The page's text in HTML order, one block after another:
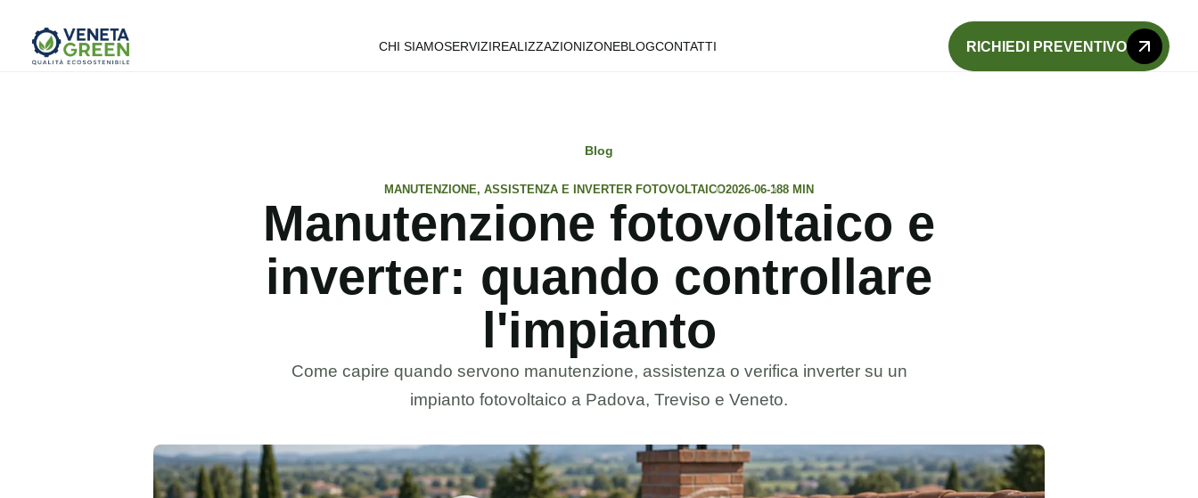
CHI SIAMOSERVIZIREALIZZAZIONIZONEBLOGCONTATTI RICHIEDI PREVENTIVO
Blog
MANUTENZIONE, ASSISTENZA E INVERTER FOTOVOLTAICO2026-06-188 MIN
Manutenzione fotovoltaico e
inverter: quando controllare
l'impianto
Come capire quando servono manutenzione, assistenza o verifica inverter su un
impianto fotovoltaico a Padova, Treviso e Veneto.